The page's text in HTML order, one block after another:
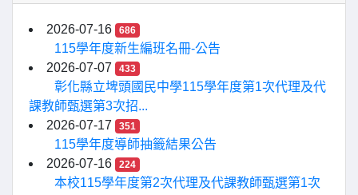
2026-07-16 686
115學年度新生編班名冊-公告
2026-07-07
433
彰化縣立埤頭國民中學115學年度第1次代理及代
課教師甄選第3次招...
2026-07-17
351
115學年度導師抽籤結果公告
2026-07-16
224
本校115學年度第2次代理及代課教師甄選第1次